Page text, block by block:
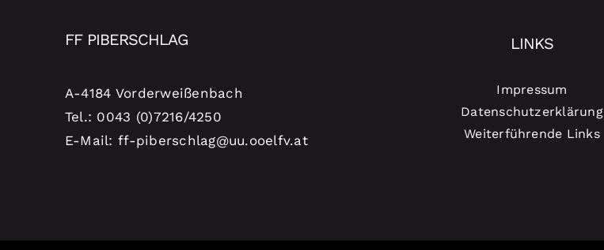
FF PIBERSCHLAG
A-4184 Vorderweißenbach
Tel.: 0043 (0)7216/4250
E-Mail: ff-piberschlag@uu.ooelfv.at
LINKS
Impressum
Datenschutzerklärung
Weiterführende Links